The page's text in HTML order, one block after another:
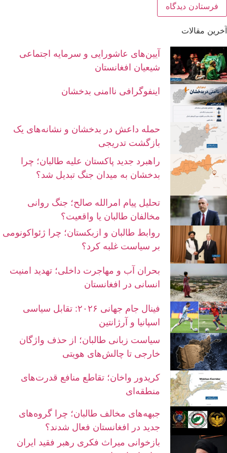
آخرین مقالات
آیین‌های عاشورایی و سرمایه اجتماعی
شیعیان افغانستان
اینفوگرافی ناامنی بدخشان
حمله داعش در بدخشان و نشانه‌های یک
بازگشت تدریجی
راهبرد جدید پاکستان علیه طالبان؛ چرا
بدخشان به میدان جنگ تبدیل شد؟
تحلیل پیام امرالله صالح؛ جنگ روانی
مخالفان طالبان یا واقعیت؟
روابط طالبان و ازبکستان؛ چرا ژئواکونومی
بر سیاست غلبه کرد؟
بحران آب و مهاجرت داخلی؛ تهدید امنیت
انسانی در افغانستان
فینال جام جهانی ۲۰۲۶: تقابل سیاسی
اسپانیا و آرژانتین
سیاست زبانی طالبان؛ از حذف واژگان
خارجی تا چالش‌های هویتی
کریدور واخان؛ تقاطع منافع قدرت‌های
منطقه‌ای
جبهه‌های مخالف طالبان؛ چرا گروه‌های
جدید در افغانستان فعال شدند؟
بازخوانی میراث فکری رهبر فقید ایران